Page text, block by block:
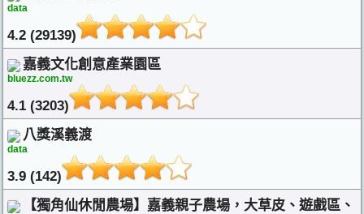
data
4.2 (29139)
嘉義文化創意產業園區
bluezz.com.tw
4.1 (3203)
八獎溪義渡
data
3.9 (142)
【獨角仙休閒農場】嘉義親子農場，大草皮、遊戲區、